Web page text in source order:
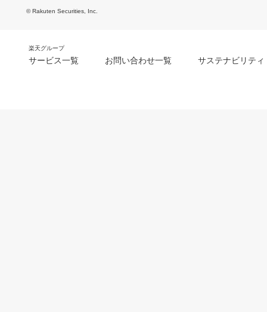
© Rakuten Securities, Inc.
楽天グループ
サービス一覧 お問い合わせ一覧 サステナビリティ